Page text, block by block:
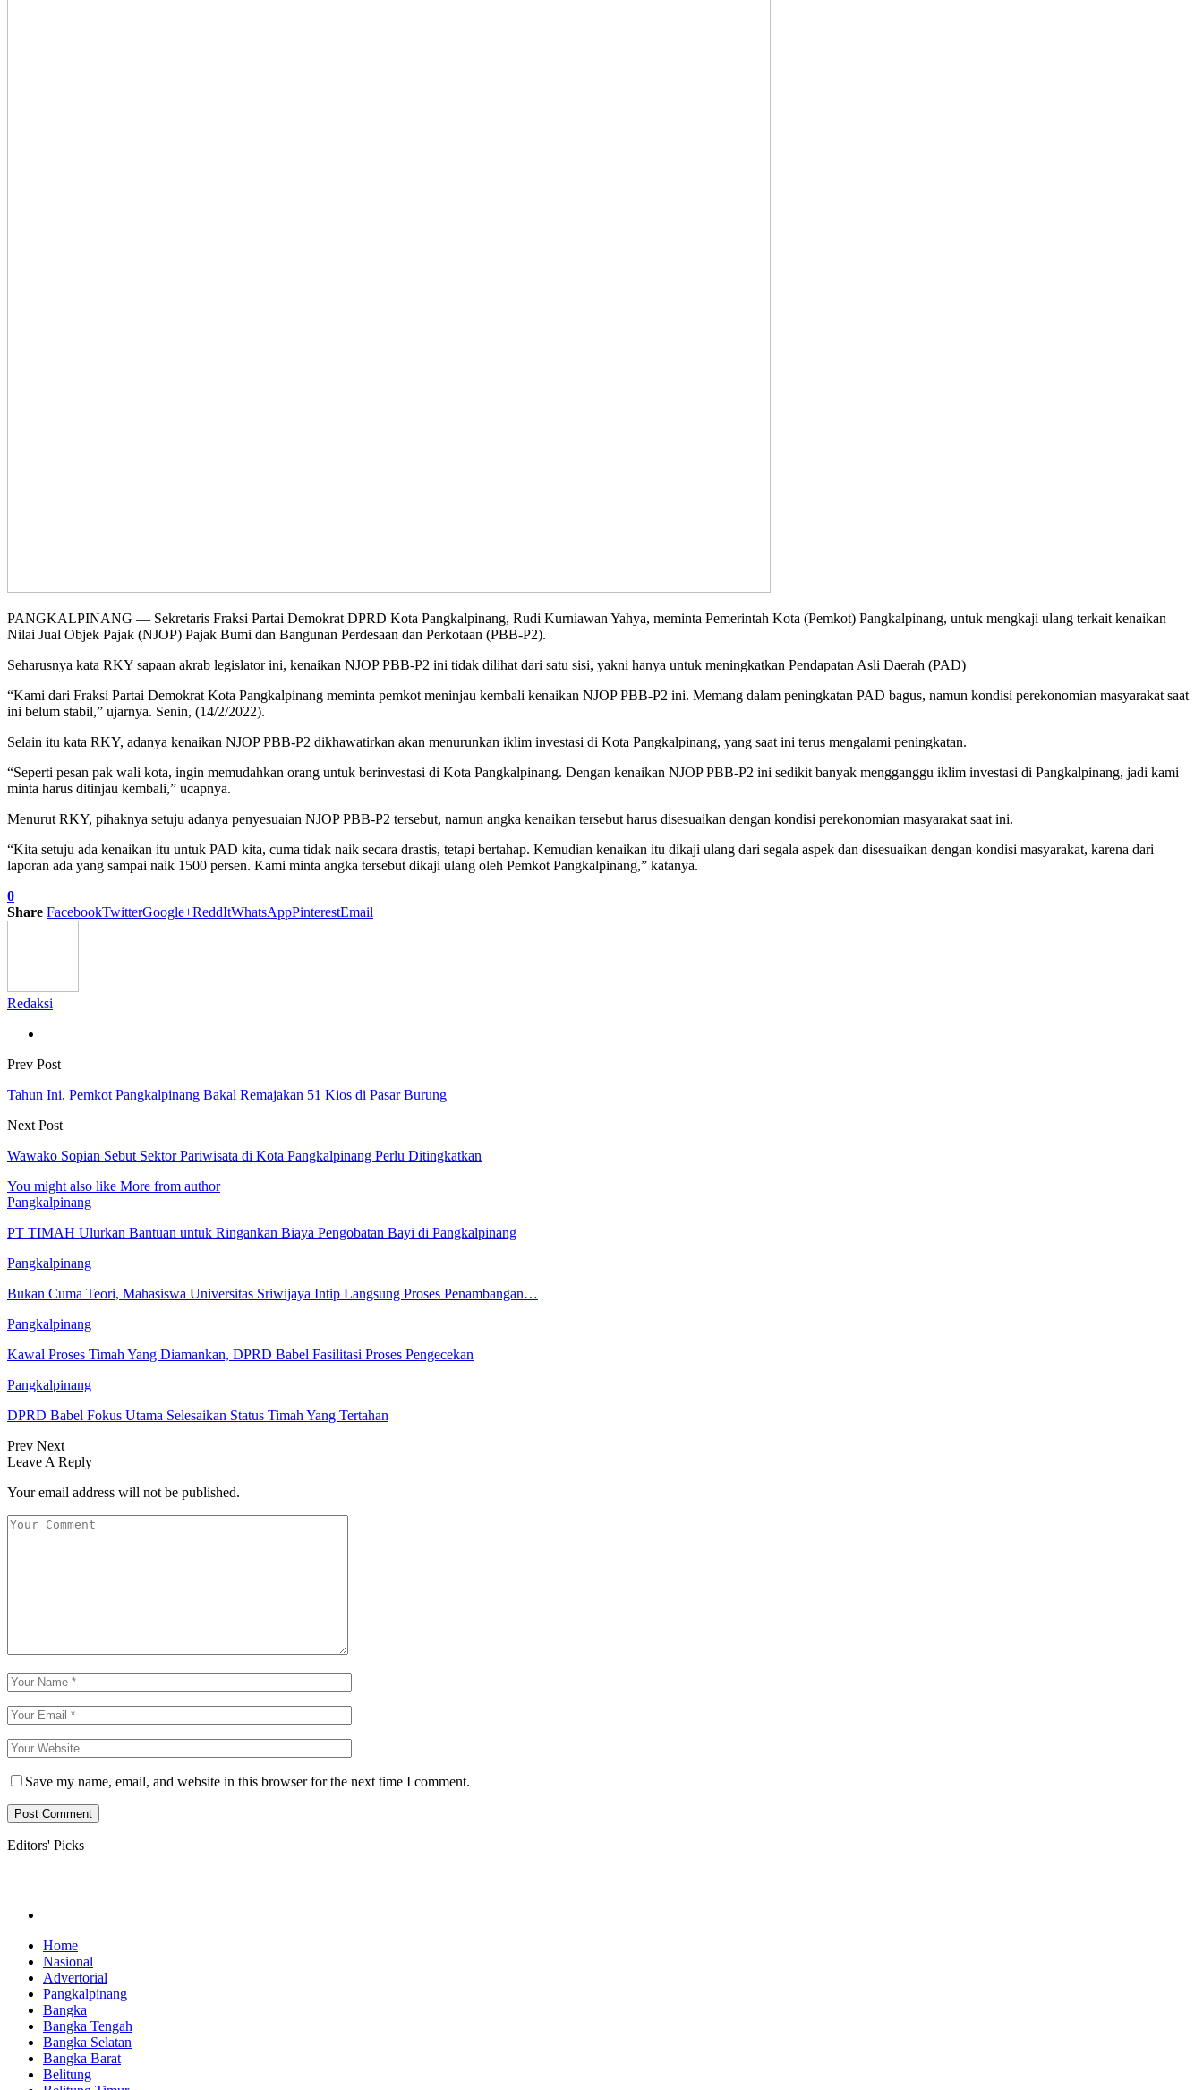
PANGKALPINANG — Sekretaris Fraksi Partai Demokrat DPRD Kota Pangkalpinang, Rudi Kurniawan Yahya, meminta Pemerintah Kota (Pemkot) Pangkalpinang, untuk mengkaji ulang terkait kenaikan
Nilai Jual Objek Pajak (NJOP) Pajak Bumi dan Bangunan Perdesaan dan Perkotaan (PBB-P2).
Seharusnya kata RKY sapaan akrab legislator ini, kenaikan NJOP PBB-P2 ini tidak dilihat dari satu sisi, yakni hanya untuk meningkatkan Pendapatan Asli Daerah (PAD)
“Kami dari Fraksi Partai Demokrat Kota Pangkalpinang meminta pemkot meninjau kembali kenaikan NJOP PBB-P2 ini. Memang dalam peningkatan PAD bagus, namun kondisi perekonomian masyarakat saat
ini belum stabil,” ujarnya. Senin, (14/2/2022).
Selain itu kata RKY, adanya kenaikan NJOP PBB-P2 dikhawatirkan akan menurunkan iklim investasi di Kota Pangkalpinang, yang saat ini terus mengalami peningkatan.
“Seperti pesan pak wali kota, ingin memudahkan orang untuk berinvestasi di Kota Pangkalpinang. Dengan kenaikan NJOP PBB-P2 ini sedikit banyak mengganggu iklim investasi di Pangkalpinang, jadi kami
minta harus ditinjau kembali,” ucapnya.
Menurut RKY, pihaknya setuju adanya penyesuaian NJOP PBB-P2 tersebut, namun angka kenaikan tersebut harus disesuaikan dengan kondisi perekonomian masyarakat saat ini.
“Kita setuju ada kenaikan itu untuk PAD kita, cuma tidak naik secara drastis, tetapi bertahap. Kemudian kenaikan itu dikaji ulang dari segala aspek dan disesuaikan dengan kondisi masyarakat, karena dari
laporan ada yang sampai naik 1500 persen. Kami minta angka tersebut dikaji ulang oleh Pemkot Pangkalpinang,” katanya.
0
Share FacebookTwitterGoogle+ReddItWhatsAppPinterestEmail
Redaksi
Prev Post
Tahun Ini, Pemkot Pangkalpinang Bakal Remajakan 51 Kios di Pasar Burung
Next Post
Wawako Sopian Sebut Sektor Pariwisata di Kota Pangkalpinang Perlu Ditingkatkan
You might also like More from author
Pangkalpinang
PT TIMAH Ulurkan Bantuan untuk Ringankan Biaya Pengobatan Bayi di Pangkalpinang
Pangkalpinang
Bukan Cuma Teori, Mahasiswa Universitas Sriwijaya Intip Langsung Proses Penambangan…
Pangkalpinang
Kawal Proses Timah Yang Diamankan, DPRD Babel Fasilitasi Proses Pengecekan
Pangkalpinang
DPRD Babel Fokus Utama Selesaikan Status Timah Yang Tertahan
Prev Next
Leave A Reply
Your email address will not be published.
Save my name, email, and website in this browser for the next time I comment.
Editors' Picks
Home
Nasional
Advertorial
Pangkalpinang
Bangka
Bangka Tengah
Bangka Selatan
Bangka Barat
Belitung